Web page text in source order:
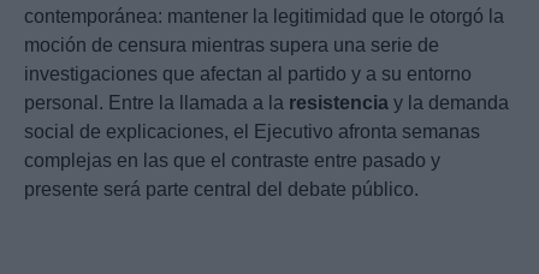
contemporánea: mantener la legitimidad que le otorgó la
moción de censura mientras supera una serie de
investigaciones que afectan al partido y a su entorno
personal. Entre la llamada a la resistencia y la demanda
social de explicaciones, el Ejecutivo afronta semanas
complejas en las que el contraste entre pasado y
presente será parte central del debate público.